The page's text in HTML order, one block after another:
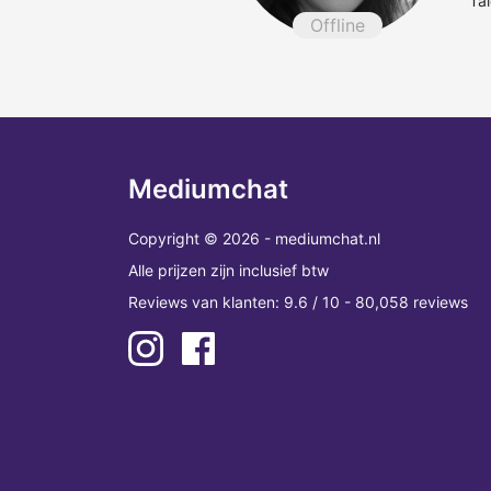
Offline
Mediumchat
Copyright © 2026 - mediumchat.nl
Alle prijzen zijn inclusief btw
Reviews van klanten: 9.6 / 10 - 80,058 reviews